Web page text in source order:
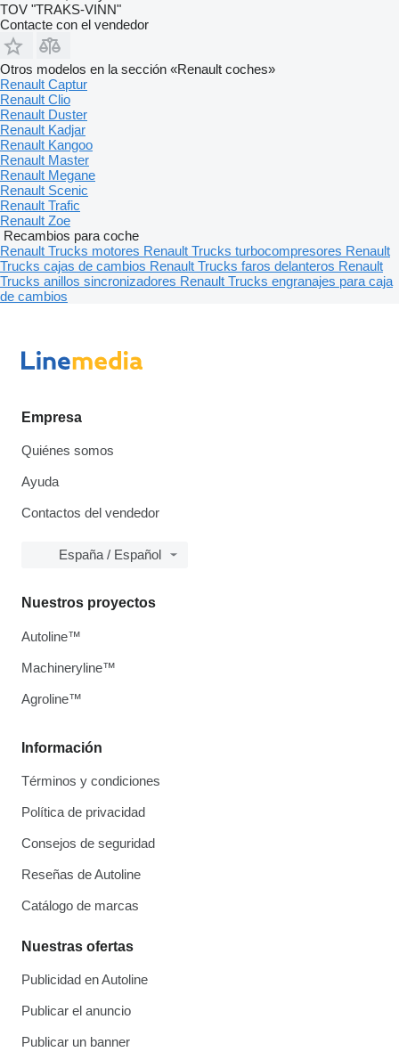
TOV "TRAKS-VINN"
Contacte con el vendedor
Otros modelos en la sección «Renault coches»
Renault Captur
Renault Clio
Renault Duster
Renault Kadjar
Renault Kangoo
Renault Master
Renault Megane
Renault Scenic
Renault Trafic
Renault Zoe
Recambios para coche
Renault Trucks motores Renault Trucks turbocompresores Renault
Trucks cajas de cambios Renault Trucks faros delanteros Renault
Trucks anillos sincronizadores Renault Trucks engranajes para caja
de cambios
Empresa
Quiénes somos
Ayuda
Contactos del vendedor
España / Español
Información
Términos y condiciones
Política de privacidad
Consejos de seguridad
Reseñas de Autoline
Catálogo de marcas
Nuestras ofertas
Publicidad en Autoline
Publicar el anuncio
Publicar un banner
Nuestros proyectos
Autoline™
Machineryline™
Agroline™